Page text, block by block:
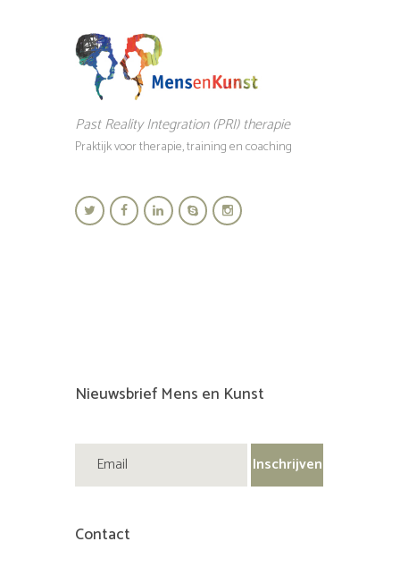
Past Reality Integration (PRI) therapie
Praktijk voor therapie, training en coaching
Nieuwsbrief Mens en Kunst
Contact